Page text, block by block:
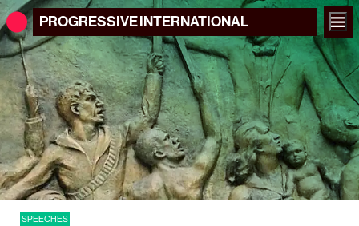
PROGRESSIVEINTERNATIONAL
SPEECHES